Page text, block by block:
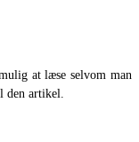
at læse selvom man
artikel.